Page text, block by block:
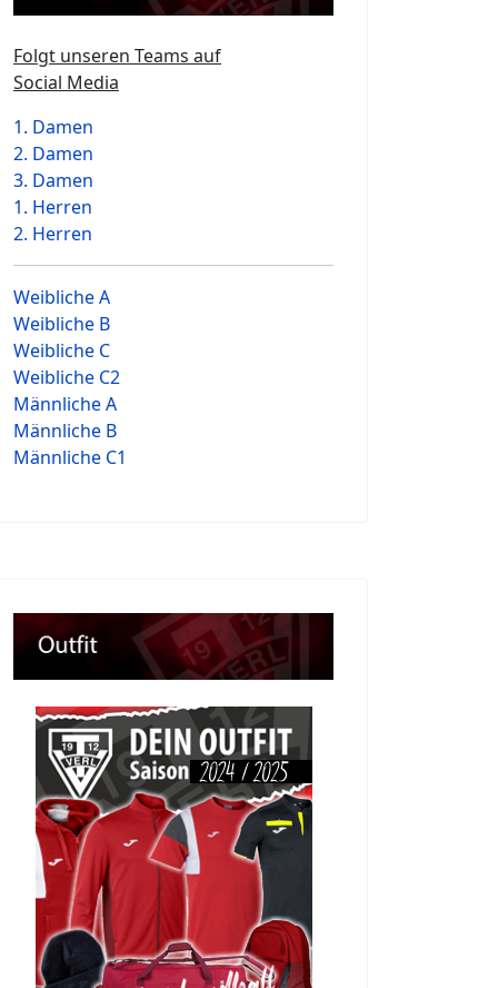
Folgt unseren Teams auf
Social Media
1. Damen
2. Damen
3. Damen
1. Herren
2. Herren
Weibliche A
Weibliche B
Weibliche C
Weibliche C2
Männliche A
Männliche B
Männliche C1